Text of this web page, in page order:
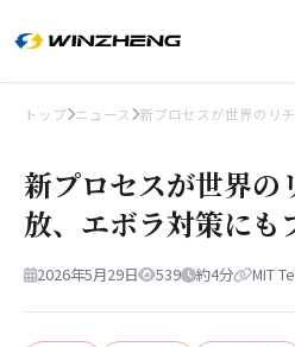
トップ ニュース 新プロセスが世界のリ
新プロセスが世界の
放、エボラ対策にも
2026年5月29日 539 約4分 MIT